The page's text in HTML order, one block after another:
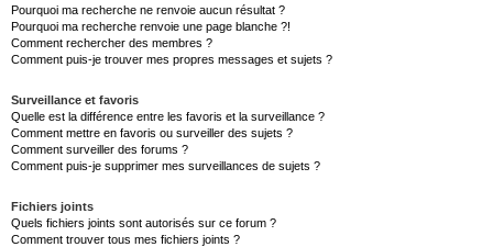
Pourquoi ma recherche ne renvoie aucun résultat ?
Pourquoi ma recherche renvoie une page blanche ?!
Comment rechercher des membres ?
Comment puis-je trouver mes propres messages et sujets ?
Surveillance et favoris
Quelle est la différence entre les favoris et la surveillance ?
Comment mettre en favoris ou surveiller des sujets ?
Comment surveiller des forums ?
Comment puis-je supprimer mes surveillances de sujets ?
Fichiers joints
Quels fichiers joints sont autorisés sur ce forum ?
Comment trouver tous mes fichiers joints ?